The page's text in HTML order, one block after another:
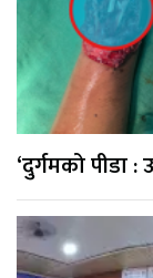
‘दुर्गमको पीडा